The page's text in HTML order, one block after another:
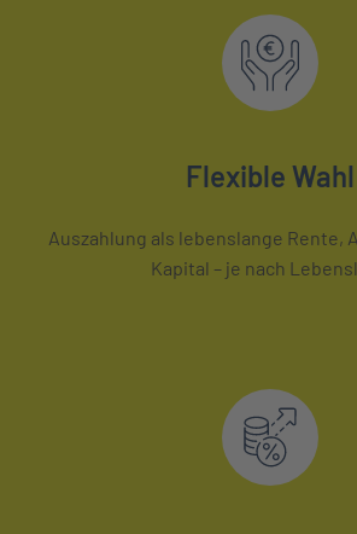
Flexible Wahl
Auszahlung als lebenslange Rente,
Kapital – je nach